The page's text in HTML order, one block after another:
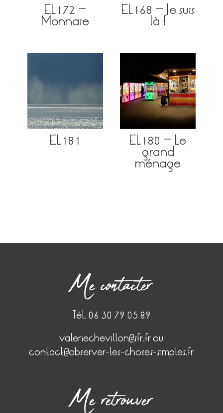
EL172 –
Monnaie
EL168 – Je suis
là !
EL181 EL180 – Le
grand
ménage
Me contacter
Tél. 06 30 79 05 89
valeriechevillon@sfr.frou
contact@observer-les-choses-simples.fr
Me retrouver